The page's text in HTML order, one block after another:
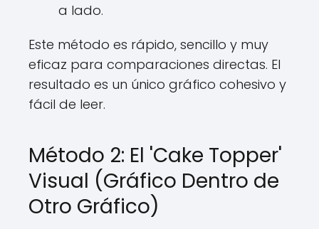
a lado.
Este método es rápido, sencillo y muy
eficaz para comparaciones directas. El
resultado es un único gráfico cohesivo y
fácil de leer.
Método 2: El 'Cake Topper'
Visual (Gráfico Dentro de
Otro Gráfico)